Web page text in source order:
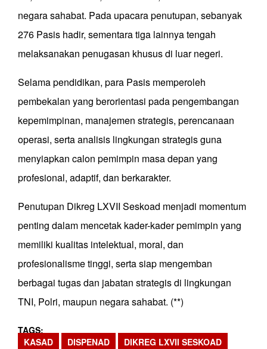
negara sahabat. Pada upacara penutupan, sebanyak
276 Pasis hadir, sementara tiga lainnya tengah
melaksanakan penugasan khusus di luar negeri.
Selama pendidikan, para Pasis memperoleh
pembekalan yang berorientasi pada pengembangan
kepemimpinan, manajemen strategis, perencanaan
operasi, serta analisis lingkungan strategis guna
menyiapkan calon pemimpin masa depan yang
profesional, adaptif, dan berkarakter.
Penutupan Dikreg LXVII Seskoad menjadi momentum
penting dalam mencetak kader-kader pemimpin yang
memiliki kualitas intelektual, moral, dan
profesionalisme tinggi, serta siap mengemban
berbagai tugas dan jabatan strategis di lingkungan
TNI, Polri, maupun negara sahabat. (**)
TAGS
KASAD
DISPENAD DIKREG LXVII SESKOAD